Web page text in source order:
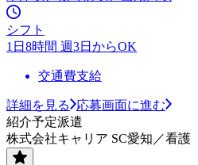
シフト
1日8時間 週3日からOK
交通費支給
詳細を見る
応募画面に進む
紹介予定派遣
株式会社キャリア SC愛知／看護